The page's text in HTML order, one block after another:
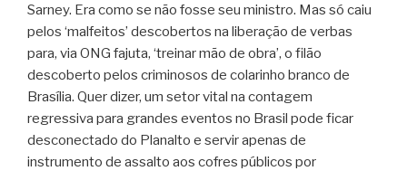
Sarney. Era como se não fosse seu ministro. Mas só caiu
pelos ‘malfeitos’ descobertos na liberação de verbas
para, via ONG fajuta, ‘treinar mão de obra’, o filão
descoberto pelos criminosos de colarinho branco de
Brasília. Quer dizer, um setor vital na contagem
regressiva para grandes eventos no Brasil pode ficar
desconectado do Planalto e servir apenas de
instrumento de assalto aos cofres públicos por